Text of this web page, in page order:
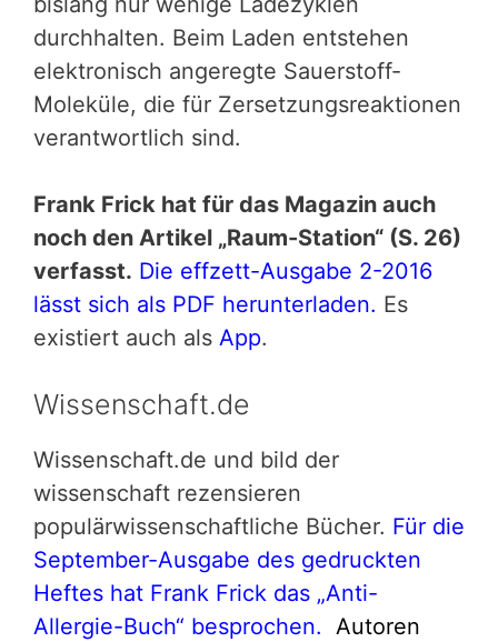
durchhalten. Beim Laden entstehen
elektronisch angeregte Sauerstoff-
Moleküle, die für Zersetzungsreaktionen
verantwortlich sind.
Frank Frick hat für das Magazin auch
noch den Artikel „Raum-Station“ (S. 26)
verfasst. Die effzett-Ausgabe 2-2016
lässt sich als PDF herunterladen. Es
existiert auch als App.
Wissenschaft.de
Wissenschaft.de und bild der
wissenschaft rezensieren
populärwissenschaftliche Bücher. Für die
September-Ausgabe des gedruckten
Heftes hat Frank Frick das „Anti-
Allergie-Buch“ besprochen. Autoren